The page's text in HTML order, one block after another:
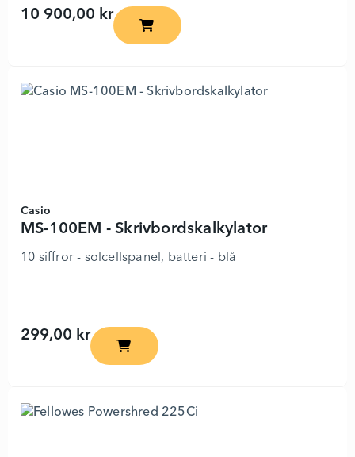
10 900,00 krAutoMax 150C - 3102262 - Lägg i
Casio
MS-100EM - Skrivbordskalkylator
10 siffror - solcellspanel, batteri - blå
299,00 krMS-100EM - Skrivbordskalkylator -